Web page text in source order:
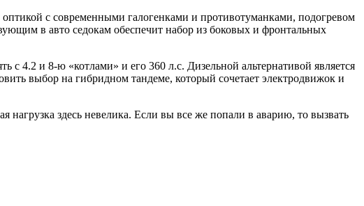
с современными галогенками и противотуманками, подогревом
в авто седокам обеспечит набор из боковых и фронтальных
4.2 и 8-ю «котлами» и его 360 л.с. Дизельной альтернативой является
выбор на гибридном тандеме, который сочетает электродвижок и
здесь невелика. Если вы все же попали в аварию, то вызвать